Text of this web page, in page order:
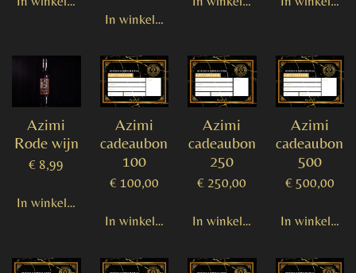
In winkelwagen
Azimi
Rode wijn
€ 8,99
In winkelwagen
Azimi
cadeaubon
100
€ 100,00
In winkelwagen
Azimi
cadeaubon
250
€ 250,00
In winkelwagen
Azimi
cadeaubon
500
€ 500,00
In